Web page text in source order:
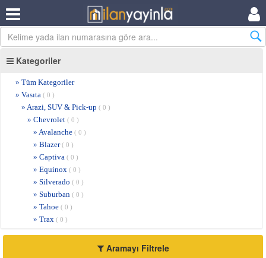
Kategoriler
» Tüm Kategoriler
» Vasıta ( 0 )
» Arazi, SUV & Pick-up ( 0 )
» Chevrolet ( 0 )
» Avalanche ( 0 )
» Blazer( 0 )
» Captiva ( 0 )
» Equinox ( 0 )
» Silverado ( 0 )
» Suburban ( 0 )
» Tahoe ( 0 )
» Trax ( 0 )
Aramayı Filtrele